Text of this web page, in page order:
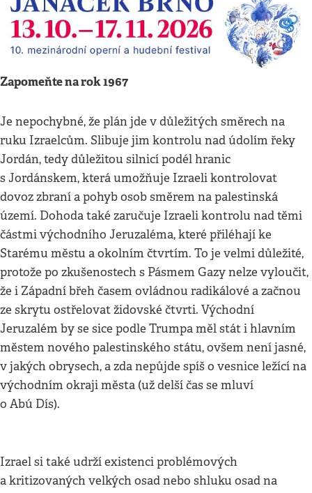
Zapomeňte na rok 1967
Je nepochybné, že plán jde v důležitých směrech na
ruku Izraelcům. Slibuje jim kontrolu nad údolím řeky
Jordán, tedy důležitou silnicí podél hranic
s Jordánskem, která umožňuje Izraeli kontrolovat
dovoz zbraní a pohyb osob směrem na palestinská
území. Dohoda také zaručuje Izraeli kontrolu nad těmi
částmi východního Jeruzaléma, které přiléhají ke
Starému městu a okolním čtvrtím. To je velmi důležité,
protože po zkušenostech s Pásmem Gazy nelze vyloučit,
že i Západní břeh časem ovládnou radikálové a začnou
ze skrytu ostřelovat židovské čtvrti. Východní
Jeruzalém by se sice podle Trumpa měl stát i hlavním
městem nového palestinského státu, ovšem není jasné,
v jakých obrysech, a zda nepůjde spíš o vesnice ležící na
východním okraji města (už delší čas se mluví
o Abú Dís).
Izrael si také udrží existenci problémových
a kritizovaných velkých osad nebo shluku osad na